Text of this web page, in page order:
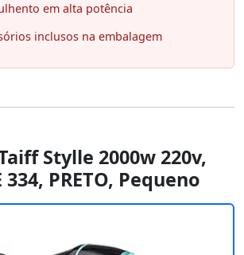
em alta potência
inclusos na embalagem
Stylle 2000w 220v,
334, PRETO, Pequeno